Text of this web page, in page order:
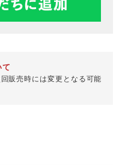
販売時には変更となる可能